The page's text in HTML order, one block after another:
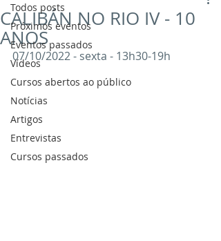
Todos posts
Próximos eventos
Eventos passados
Vídeos
Cursos abertos ao público
Notícias
Artigos
Entrevistas
Cursos passados
CALIBÁN NO RIO IV - 10
ANOS
07/10/2022 - sexta - 13h30-19h